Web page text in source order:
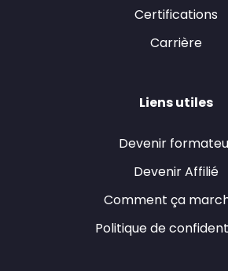
Certifications
Carrière
Liens utiles
Devenir
Devenir Affilié
Comment ça
Politique de